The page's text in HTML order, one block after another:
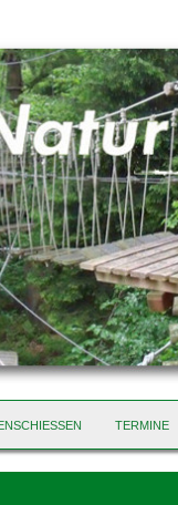
TERMINE